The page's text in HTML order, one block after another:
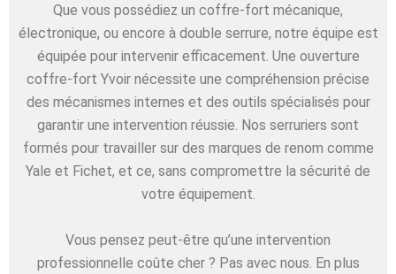
Que vous possédiez un coffre-fort mécanique,
électronique, ou encore à double serrure, notre équipe est
équipée pour intervenir efficacement. Une ouverture
coffre-fort Yvoir nécessite une compréhension précise
des mécanismes internes et des outils spécialisés pour
garantir une intervention réussie. Nos serruriers sont
formés pour travailler sur des marques de renom comme
Yale et Fichet, et ce, sans compromettre la sécurité de
votre équipement.
Vous pensez peut-être qu’une intervention
professionnelle coûte cher ? Pas avec nous. En plus